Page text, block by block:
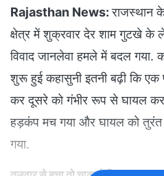
Rajasthan News:राजस्थान
क्षेत्र में शुक्रवार देर शाम गुटखे के
विवाद जानलेवा हमले में बदल गया.
शुरू हुई कहासुनी इतनी बढ़ी कि एक
कर दूसरे को गंभीर रूप से घायल कर
हड़कंप मच गया और घायल को तुरंत
गया.